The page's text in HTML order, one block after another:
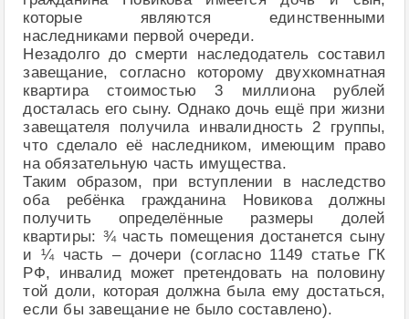
которые являются единственными
наследниками первой очереди.
Незадолго до смерти наследодатель составил
завещание, согласно которому двухкомнатная
квартира стоимостью 3 миллиона рублей
досталась его сыну. Однако дочь ещё при жизни
завещателя получила инвалидность 2 группы,
что сделало её наследником, имеющим право
на обязательную часть имущества.
Таким образом, при вступлении в наследство
оба ребёнка гражданина Новикова должны
получить определённые размеры долей
квартиры: ¾ часть помещения достанется сыну
и ¼ часть – дочери (согласно 1149 статье ГК
РФ, инвалид может претендовать на половину
той доли, которая должна была ему достаться,
если бы завещание не было составлено).